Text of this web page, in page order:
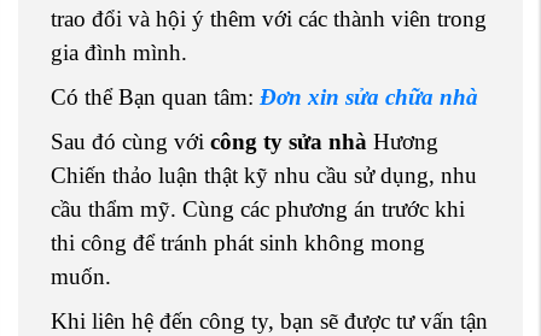
trao đổi và hội ý thêm với các thành viên trong
gia đình mình.
Có thể Bạn quan tâm: Đơn xin sửa chữa nhà
Sau đó cùng với công ty sửa nhà Hương
Chiến thảo luận thật kỹ nhu cầu sử dụng, nhu
cầu thẩm mỹ. Cùng các phương án trước khi
thi công để tránh phát sinh không mong
muốn.
Khi liên hệ đến công ty, bạn sẽ được tư vấn tận